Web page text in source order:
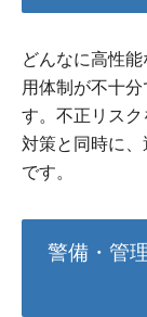
どんなに高性
用体制が不十
す。不正リス
対策と同時に
です。
警備・管